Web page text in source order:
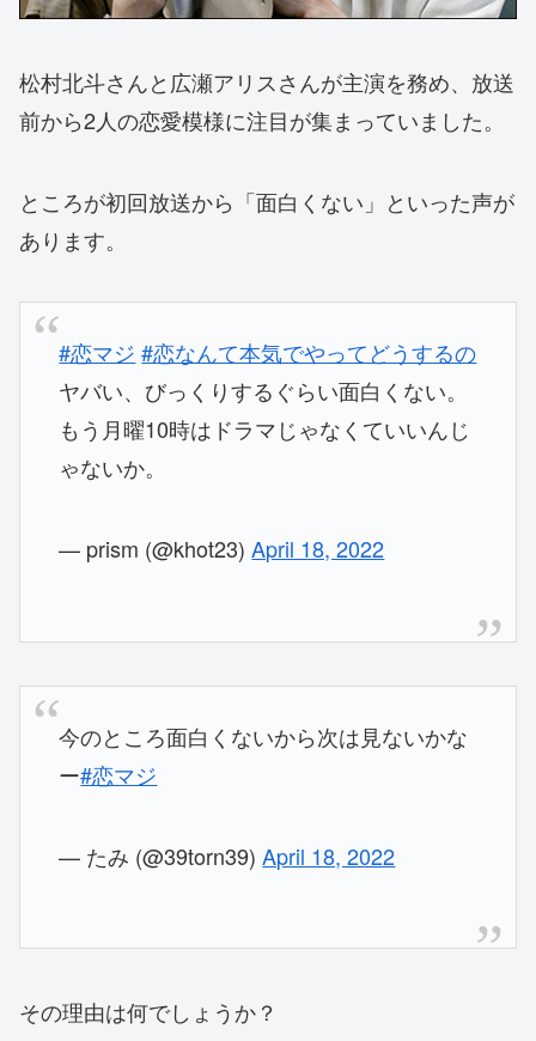
松村北斗さんと広瀬アリスさんが主演を務め、放送
前から2人の恋愛模様に注目が集まっていました。
ところが初回放送から「面白くない」といった声が
あります。
#恋マジ #恋なんて本気でやってどうするの
ヤバい、びっくりするぐらい面白くない。
もう月曜10時はドラマじゃなくていいんじ
ゃないか。
— prism (@khot23)April 18, 2022
今のところ面白くないから次は見ないかな
ー#恋マジ
— たみ (@39torn39)April 18, 2022
その理由は何でしょうか？